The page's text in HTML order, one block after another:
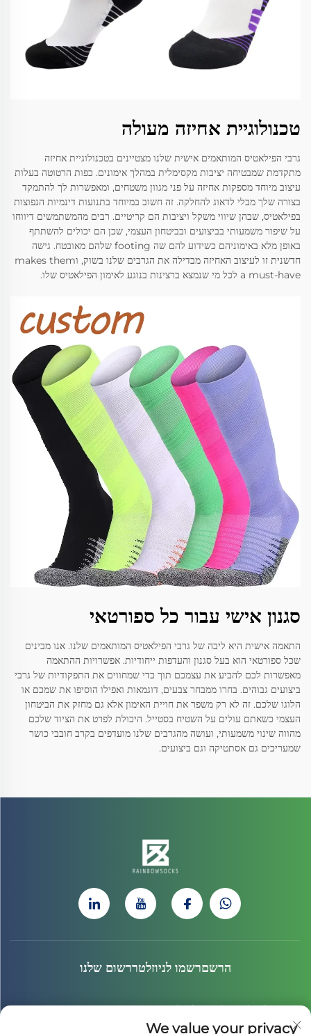
טכנולוגיית אחיזה מעולה
גרבי הפילאטיס המותאמים אישית שלנו מצטיינים בטכנולוגיית אחיזה
מתקדמת שמבטיחה יציבות מקסימלית במהלך אימונים. כפות הרטוטה בעלות
עיצוב מיוחד מספקות אחיזה על פני מגוון משטחים, ומאפשרות לך להתמקד
בצורה שלך מבלי לדאוג להחלקה. זה חשוב במיוחד בתנועות דינמיות הנפוצות
בפילאטיס, שבהן שיווי משקל ויציבות הם קריטיים. רבים מהמשתמשים דיווחו
על שיפור משמעותי בביצועים ובביטחון העצמי, שכן הם יכולים להשתתף
באופן מלא באימוניהם כשידוע להם שה footing שלהם מאובטח. גישה
חדשנית זו לעיצוב האחיזה מבדילה את הגרבים שלנו בשוק, וmakes them
a must-have לכל מי שנמצא ברצינות בנוגע לאימון הפילאטיס שלו.
סגנון אישי עבור כל ספורטאי
התאמה אישית היא ליבה של גרבי הפילאטיס המותאמים שלנו. אנו מבינים
שכל ספורטאי הוא בעל סגנון והעדפות ייחודיות. אפשרויות ההתאמה
מאפשרות לכם להביע את עצמכם תוך כדי שמחווים את התפקודיות של גרבי
ביצועים גבוהים. בחרו ממבחר צבעים, דוגמאות ואפילו הוסיפו את שמכם או
הלוגו שלכם. זה לא רק משפר את חויית האימון אלא גם מחזק את הביטחון
העצמי כשאתם עולים על השטיח בסטייל. היכולת לפרט את הציוד שלכם
מהווה שינוי משמעותי, ועושה מהגרבים שלנו מועדפים בקרב חובבי כושר
שמעריכים גם אסתטיקה וגם ביצועים.
הרשםרשמו לניוזלטררשום שלנו
הצטרף לניוזלטר שלנו כדי לקבל את החדשות האחרונות, העדכונים
We value your privacy